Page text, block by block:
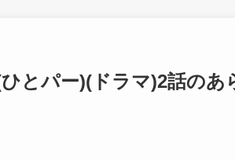
とパー)(ドラマ)2話のあ